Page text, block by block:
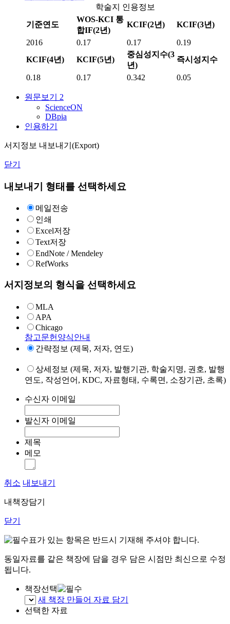
학술지 인용정보
기준연도
WOS-KCI 통
합IF(2년)
KCIF(2년) KCIF(3년)
2016 0.17 0.17
0.19
KCIF(4년)
KCIF(5년)
중심성지수(3
년)
즉시성지수
0.18 0.17 0.342 0.05
원문보기 2
ScienceON
DBpia
인용하기
서지정보 내보내기(Export)
닫기
내보내기 형태를 선택하세요
메일전송
인쇄
Excel저장
Text저장
EndNote / Mendeley
RefWorks
서지정보의 형식을 선택하세요
MLA
APA
Chicago
참고문헌양식안내
간략정보 (제목, 저자, 연도)
상세정보 (제목, 저자, 발행기관, 학술지명, 권호, 발행
연도, 작성언어, KDC, 자료형태, 수록면, 소장기관, 초록)
수신자 이메일
발신자 이메일
제목
메모
취소 내보내기
내책장담기
닫기
표가 있는 항목은 반드시 기재해 주셔야 합니다.
동일자료를 같은 책장에 담을 경우 담은 시점만 최신으로 수정
됩니다.
책장선택
새 책장 만들어 자료 담기
선택한 자료